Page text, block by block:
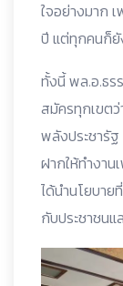
ใจอย่างมาก
ปี แต่ทุกคนก็ยั
ทั้งนี้ พล.อ.ธร
สมัครทุกเขต
พลังประชารั
ฝากให้ทำงาน
ได้นำนโยบา
กับประชาชนแ